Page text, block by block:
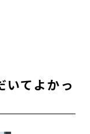
いてよかっ